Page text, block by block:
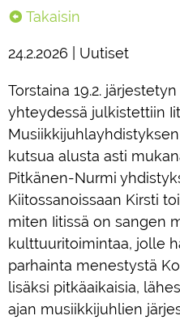
Takaisin
24.2.2026 | Uutiset
Torstaina 19.2.
yhteydessä julkistettiin
kutsua alusta asti
Pitkänen-Nurmi
Kiitossanoissaan Kirsti
miten Iitissä on sangen
kulttuuritoimintaa, jolle
parhainta menestystä
lisäksi pitkäaikaisia,
ajan musiikkijuhlien